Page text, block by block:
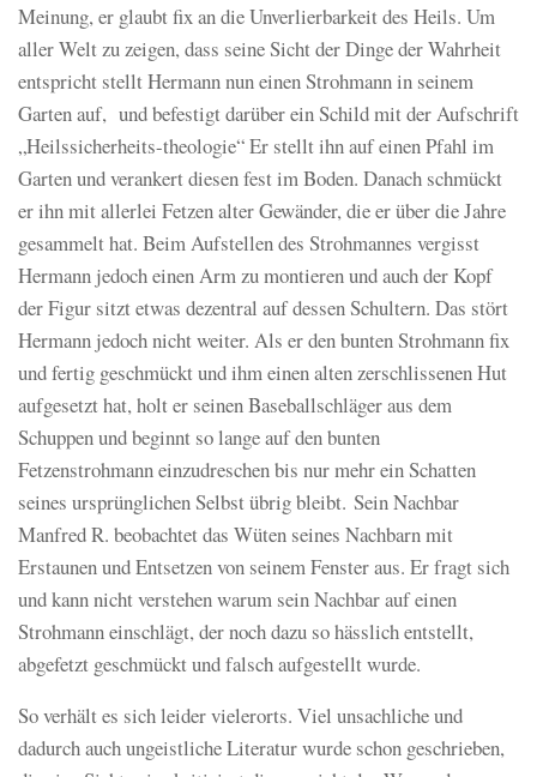
Meinung, er glaubt fix an die Unverlierbarkeit des Heils. Um
aller Welt zu zeigen, dass seine Sicht der Dinge der Wahrheit
entspricht stellt Hermann nun einen Strohmann in seinem
Garten auf, und befestigt darüber ein Schild mit der Aufschrift
„Heilssicherheits-theologie“ Er stellt ihn auf einen Pfahl im
Garten und verankert diesen fest im Boden. Danach schmückt
er ihn mit allerlei Fetzen alter Gewänder, die er über die Jahre
gesammelt hat. Beim Aufstellen des Strohmannes vergisst
Hermann jedoch einen Arm zu montieren und auch der Kopf
der Figur sitzt etwas dezentral auf dessen Schultern. Das stört
Hermann jedoch nicht weiter. Als er den bunten Strohmann fix
und fertig geschmückt und ihm einen alten zerschlissenen Hut
aufgesetzt hat, holt er seinen Baseballschläger aus dem
Schuppen und beginnt so lange auf den bunten
Fetzenstrohmann einzudreschen bis nur mehr ein Schatten
seines ursprünglichen Selbst übrig bleibt. Sein Nachbar
Manfred R. beobachtet das Wüten seines Nachbarn mit
Erstaunen und Entsetzen von seinem Fenster aus. Er fragt sich
und kann nicht verstehen warum sein Nachbar auf einen
Strohmann einschlägt, der noch dazu so hässlich entstellt,
abgefetzt geschmückt und falsch aufgestellt wurde.
So verhält es sich leider vielerorts. Viel unsachliche und
dadurch auch ungeistliche Literatur wurde schon geschrieben,